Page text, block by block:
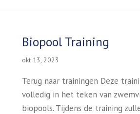
Biopool Training
okt 13, 2023
Terug naar trainingen Deze
volledig in het teken van
biopools. Tijdens de training